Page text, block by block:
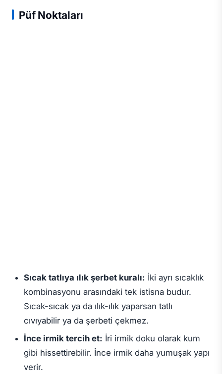
Püf Noktaları
Sıcak tatlıya ılık şerbet kuralı: İki ayrı sıcaklık
kombinasyonu arasındaki tek istisna budur.
Sıcak-sıcak ya da ılık-ılık yaparsan tatlı
cıvıyabilir ya da şerbeti çekmez.
İnce irmik tercih et: İri irmik doku olarak kum
gibi hissettirebilir. İnce irmik daha yumuşak yapı
verir.